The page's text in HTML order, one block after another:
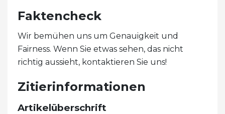
Faktencheck
Wir bemühen uns um Genauigkeit und
Fairness. Wenn Sie etwas sehen, das nicht
richtig aussieht, kontaktieren Sie uns!
Zitierinformationen
Artikelüberschrift